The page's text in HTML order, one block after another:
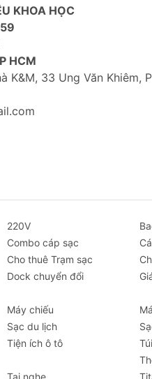
polymer
x 4pcs
1500mAh / 14.8V / 22.2Wh
mức: 3700mAh
2.4A
2.4A
mức: 45W
35°C
Cổng USB tích hợp, sạc
năng:Đèn pin, đèn cảnh
vệ: Chống ngắn mạch,
di chuyển:
Thiết kế nhỏ
quả: Kích bình xe ô tô khi
dụng
KHOA HỌC
HCM
K&M, 33 Ung Văn Khiêm,
220V
Combo cáp sạc
Cho thuê Trạm sạc
Dock chuyển đổi
Máy chiếu
Sạc du lịch
Tiện ích ô tô
Tai nghe